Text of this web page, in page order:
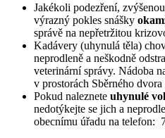
Jakékoli podezření,
výrazný pokles snášky
správě na nepřetržitou
Kadávery (uhynulá těla)
neprodleně a neškodně
veterinární správy. Nádoba
v prostorách Sběrného
Pokud naleznete uhynulé
nedotýkejte se jich a
obecnímu úřadu na telefon: